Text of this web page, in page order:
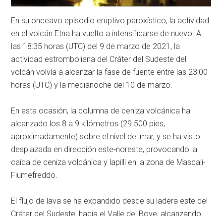
En su onceavo episodio eruptivo paroxístico, la actividad
en el volcán Etna ha vuelto a intensificarse de nuevo. A
las 18:35 horas (UTC) del 9 de marzo de 2021, la
actividad estromboliana del Cráter del Sudeste del
volcán volvía a alcanzar la fase de fuente entre las 23:00
horas (UTC) y la medianoche del 10 de marzo.
En esta ocasión, la columna de ceniza volcánica ha
alcanzado los 8 a 9 kilómetros (29.500 pies,
aproximadamente) sobre el nivel del mar, y se ha visto
desplazada en dirección este-noreste, provocando la
caída de ceniza volcánica y lapilli en la zona de Mascali-
Fiumefreddo.
El flujo de lava se ha expandido desde su ladera este del
Cráter del Sudeste, hacia el Valle del Bove, alcanzando